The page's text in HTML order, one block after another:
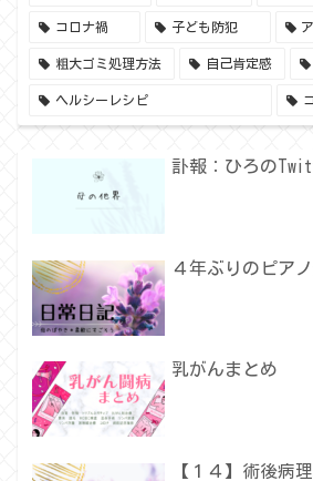
コロナ禍 子ども防犯
粗大ゴミ処理方法 自己肯定感
ヘルシーレシピ
訃報：ひろの
４年ぶりのピア
乳がんまとめ
【１４】術後病